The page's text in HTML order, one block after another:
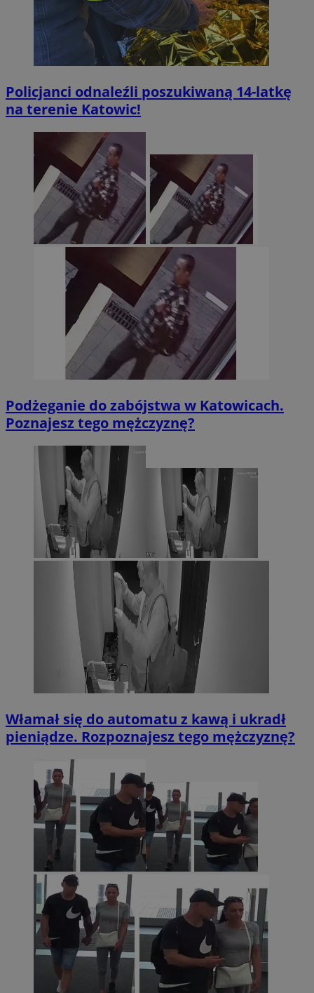
Policjanci odnaleźli poszukiwaną 14-latkę
na terenie Katowic!
Podżeganie do zabójstwa w Katowicach.
Poznajesz tego mężczyznę?
Włamał się do automatu z kawą i ukradł
pieniądze. Rozpoznajesz tego mężczyznę?